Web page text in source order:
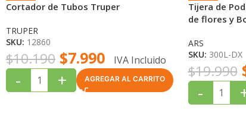
Cortador de Tubos Truper
TRUPER
SKU: 12860
$10.190 $7.990 IVA Incluido
- + AGREGAR AL CARRITO
Tijera de
de flores y
ARS
SKU: 300L-DX
$19.990
-